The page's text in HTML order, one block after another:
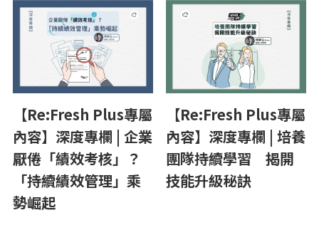
【Re:Fresh Plus專屬
內容】深度專欄 | 企業
厭倦「績效考核」？
「持續績效管理」乘
勢崛起
【Re:Fresh Plus專屬
內容】深度專欄 | 培養
團隊持續學習 揭開
技能升級秘訣